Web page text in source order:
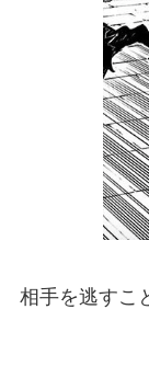
相手を逃すこ